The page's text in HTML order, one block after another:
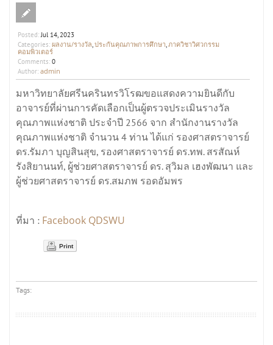
Posted:Jul 14, 2023
Categories: ผลงาน/รางวัล,ประกันคุณภาพการศึกษา,ภาควิชาวิศวกรรม
คอมพิวเตอร์
Comments: 0
Author: admin
มหาวิทยาลัยศรีนครินทรวิโรฒขอแสดงความยินดีกับ
อาจารย์ที่ผ่านการคัดเลือกเป็นผู้ตรวจประเมินรางวัล
คุณภาพแห่งชาติ ประจำปี 2566 จาก สำนักงานรางวัล
คุณภาพแห่งชาติ จำนวน 4 ท่าน ได้แก่ รองศาสตราจารย์
ดร.รัมภา บุญสินสุข, รองศาสตราจารย์ ดร.ทพ. สรสัณห์
รังสิยานนท์, ผู้ช่วยศาสตราจารย์ ดร. สุวิมล เฮงพัฒนา และ
ผู้ช่วยศาสตราจารย์ ดร.สมภพ รอดอัมพร
ที่มา : Facebook QDSWU
Print
Tags: